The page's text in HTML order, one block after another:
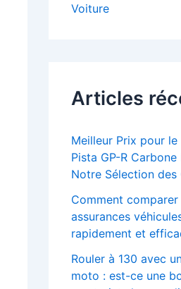
Voiture
Articles
Meilleur Prix pour le
Pista GP-R
Notre Sélection
Comment comparer
assurances
rapidement et
Rouler à 130 avec
moto : est-ce une